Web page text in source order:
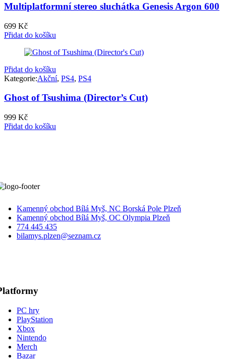
Multiplatformní stereo sluchátka Genesis Argon 600
699 Kč
Přidat do košíku
Přidat do košíku
Kategorie:Akční, PS4, PS4
Ghost of Tsushima (Director’s Cut)
999 Kč
Přidat do košíku
Kamenný obchod Bílá Myš, NC Borská Pole Plzeň
Kamenný obchod Bílá Myš, OC Olympia Plzeň
774 445 435
bilamys.plzen@seznam.cz
PC hry
PlayStation
Xbox
Nintendo
Merch
Bazar